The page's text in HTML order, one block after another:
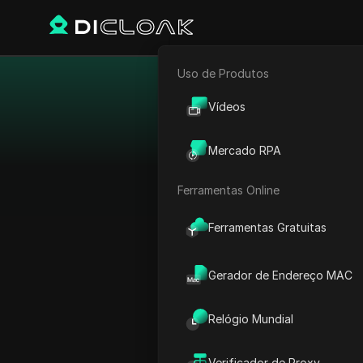
E-commerce
Uso de Produtos
Vídeos
Mercado RPA
Ferramentas Online
Ferramentas Gratuitas
Gerador de Endereço MAC
Relógio Mundial
Acesse redes com